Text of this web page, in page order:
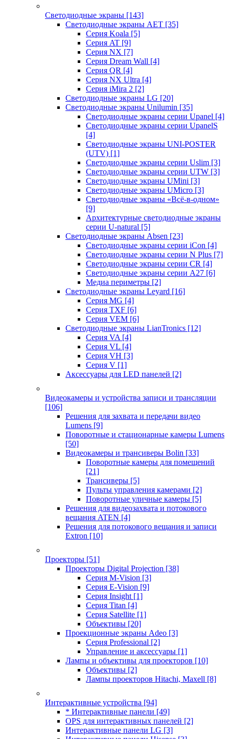
Светодиодные экраны [143]
Светодиодные экраны AET [35]
Cерия Koala [5]
Серия AT [9]
Серия NX [7]
Серия Dream Wall [4]
Серия QR [4]
Серия NX Ultra [4]
Серия iMira 2 [2]
Светодиодные экраны LG [20]
Светодиодные экраны Unilumin [35]
Светодиодные экраны серии Upanel [4]
Светодиодные экраны серии UpanelS
[4]
Светодиодные экраны UNI-POSTER
(UTV) [1]
Светодиодные экраны серии Uslim [3]
Светодиодные экраны серии UTW [3]
Светодиодные экраны UMini [3]
Светодиодные экраны UMicro [3]
Светодиодные экраны «Всё-в-одном»
[9]
Архитектурные светодиодные экраны
серии U-natural [5]
Светодиодные экраны Absen [23]
Светодиодные экраны серии iCon [4]
Светодиодные экраны серии N Plus [7]
Светодиодные экраны серии CR [4]
Светодиодные экраны серии А27 [6]
Медиа периметры [2]
Светодиодные экраны Leyard [16]
Серия MG [4]
Серия TXF [6]
Серия VEM [6]
Светодиодные экраны LianTronics [12]
Серия VA [4]
Серия VL [4]
Серия VH [3]
Серия V [1]
Аксессуары для LED панелей [2]
Видеокамеры и устройства записи и трансляции
[106]
Решения для захвата и передачи видео
Lumens [9]
Поворотные и стационарные камеры Lumens
[50]
Видеокамеры и трансиверы Bolin [33]
Поворотные камеры для помещений
[21]
Трансиверы [5]
Пульты управления камерами [2]
Поворотные уличные камеры [5]
Решения для видеозахвата и потокового
вещания ATEN [4]
Решения для потокового вещания и записи
Extron [10]
Проекторы [51]
Проекторы Digital Projection [38]
Серия M-Vision [3]
Серия E-Vision [9]
Серия Insight [1]
Серия Titan [4]
Серия Satellite [1]
Объективы [20]
Проекционные экраны Adeo [3]
Серия Professional [2]
Управление и аксессуары [1]
Лампы и объективы для проекторов [10]
Объективы [2]
Лампы проекторов Hitachi, Maxell [8]
Интерактивные устройства [94]
* Интерактивные панели [49]
OPS для интерактивных панелей [2]
Интерактивные панели LG [3]